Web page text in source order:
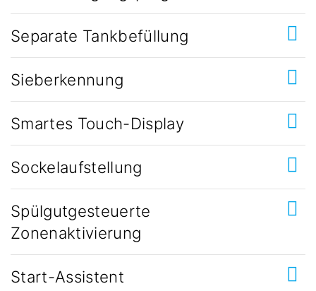
Separate Tankbefüllung
Sieberkennung
Smartes Touch-Display
Sockelaufstellung
Spülgutgesteuerte
Zonenaktivierung
Start-Assistent